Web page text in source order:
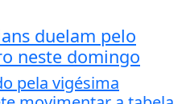
duelam pelo
neste domingo
pela vigésima